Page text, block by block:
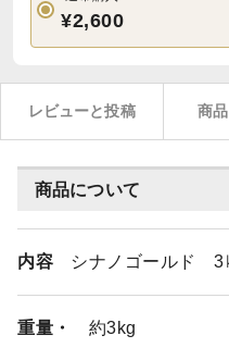
¥2,600
レビューと投稿 商
商品について
内容 シナノゴールド 3
重量・
約3kg